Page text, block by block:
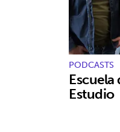
PODCASTS
Estudio